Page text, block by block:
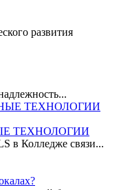
развития
ТЕХНОЛОГИИ
в Колледже связи...